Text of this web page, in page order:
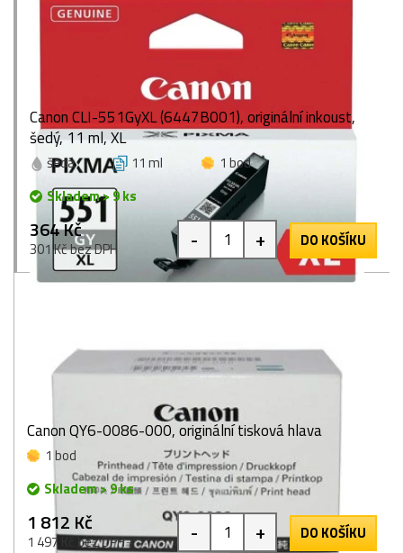
Canon CLI-551GyXL (6447B001), originální inkoust,
šedý, 11 ml, XL
šedá 11 ml
1 bod
Skladem > 9 ks
364 Kč
301 Kč bez DPH - + DO KOŠÍKU
Canon QY6-0086-000, originální tisková hlava
1 bod
Skladem > 9 ks
1 812 Kč
1 497 Kč bez DPH - + DO KOŠÍKU